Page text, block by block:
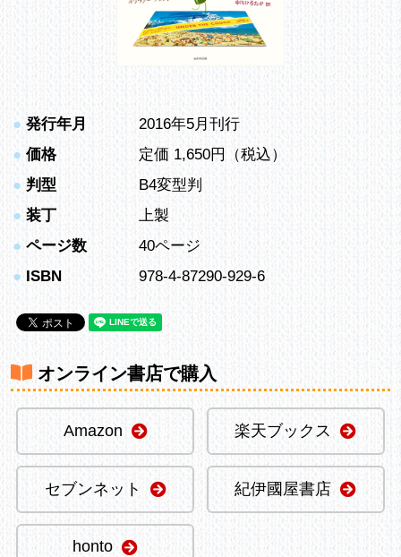
● 発行年月
2016年5月刊行
● 価格
定価 1,650円（税込）
● 判型
B4変型判
● 装丁
上製
● ページ数
40ページ
● ISBN 978-4-87290-929-6
オンライン書店で購入
Amazon 楽天ブックス
セブンネット 紀伊國屋書店
honto